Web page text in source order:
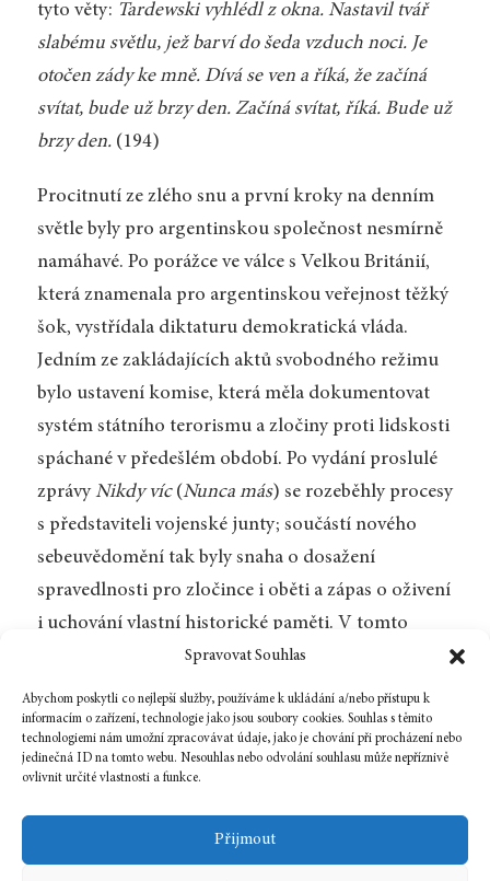
Spravovat Souhlas
Abychom poskytli co nejlepší služby, používáme k ukládání a/nebo přístupu k
informacím o zařízení, technologie jako jsou soubory cookies. Souhlas s těmito
technologiemi nám umožní zpracovávat údaje, jako je chování při procházení nebo
jedinečná ID na tomto webu. Nesouhlas nebo odvolání souhlasu může nepříznivě
ovlivnit určité vlastnosti a funkce.
Přijmout
tyto věty: Tardewski vyhlédl z okna. Nastavil tvář
slabému světlu, jež barví do šeda vzduch noci. Je
otočen zády ke mně. Dívá se ven a říká, že začíná
svítat, bude už brzy den. Začíná svítat, říká. Bude už
brzy den. (194)
Procitnutí ze zlého snu a první kroky na denním
světle byly pro argentinskou společnost nesmírně
namáhavé. Po porážce ve válce s Velkou Británií,
která znamenala pro argentinskou veřejnost těžký
šok, vystřídala diktaturu demokratická vláda.
Jedním ze zakládajících aktů svobodného režimu
bylo ustavení komise, která měla dokumentovat
systém státního terorismu a zločiny proti lidskosti
spáchané v předešlém období. Po vydání proslulé
zprávyNikdy víc (Nunca más) se rozeběhly procesy
s představiteli vojenské junty; součástí nového
sebeuvědomění tak byly snaha o dosažení
spravedlnosti pro zločince i oběti a zápas o oživení
i uchování vlastní historické paměti. V tomto
smyslu Pigliův román znamená vykročení vstříc
budoucnosti.